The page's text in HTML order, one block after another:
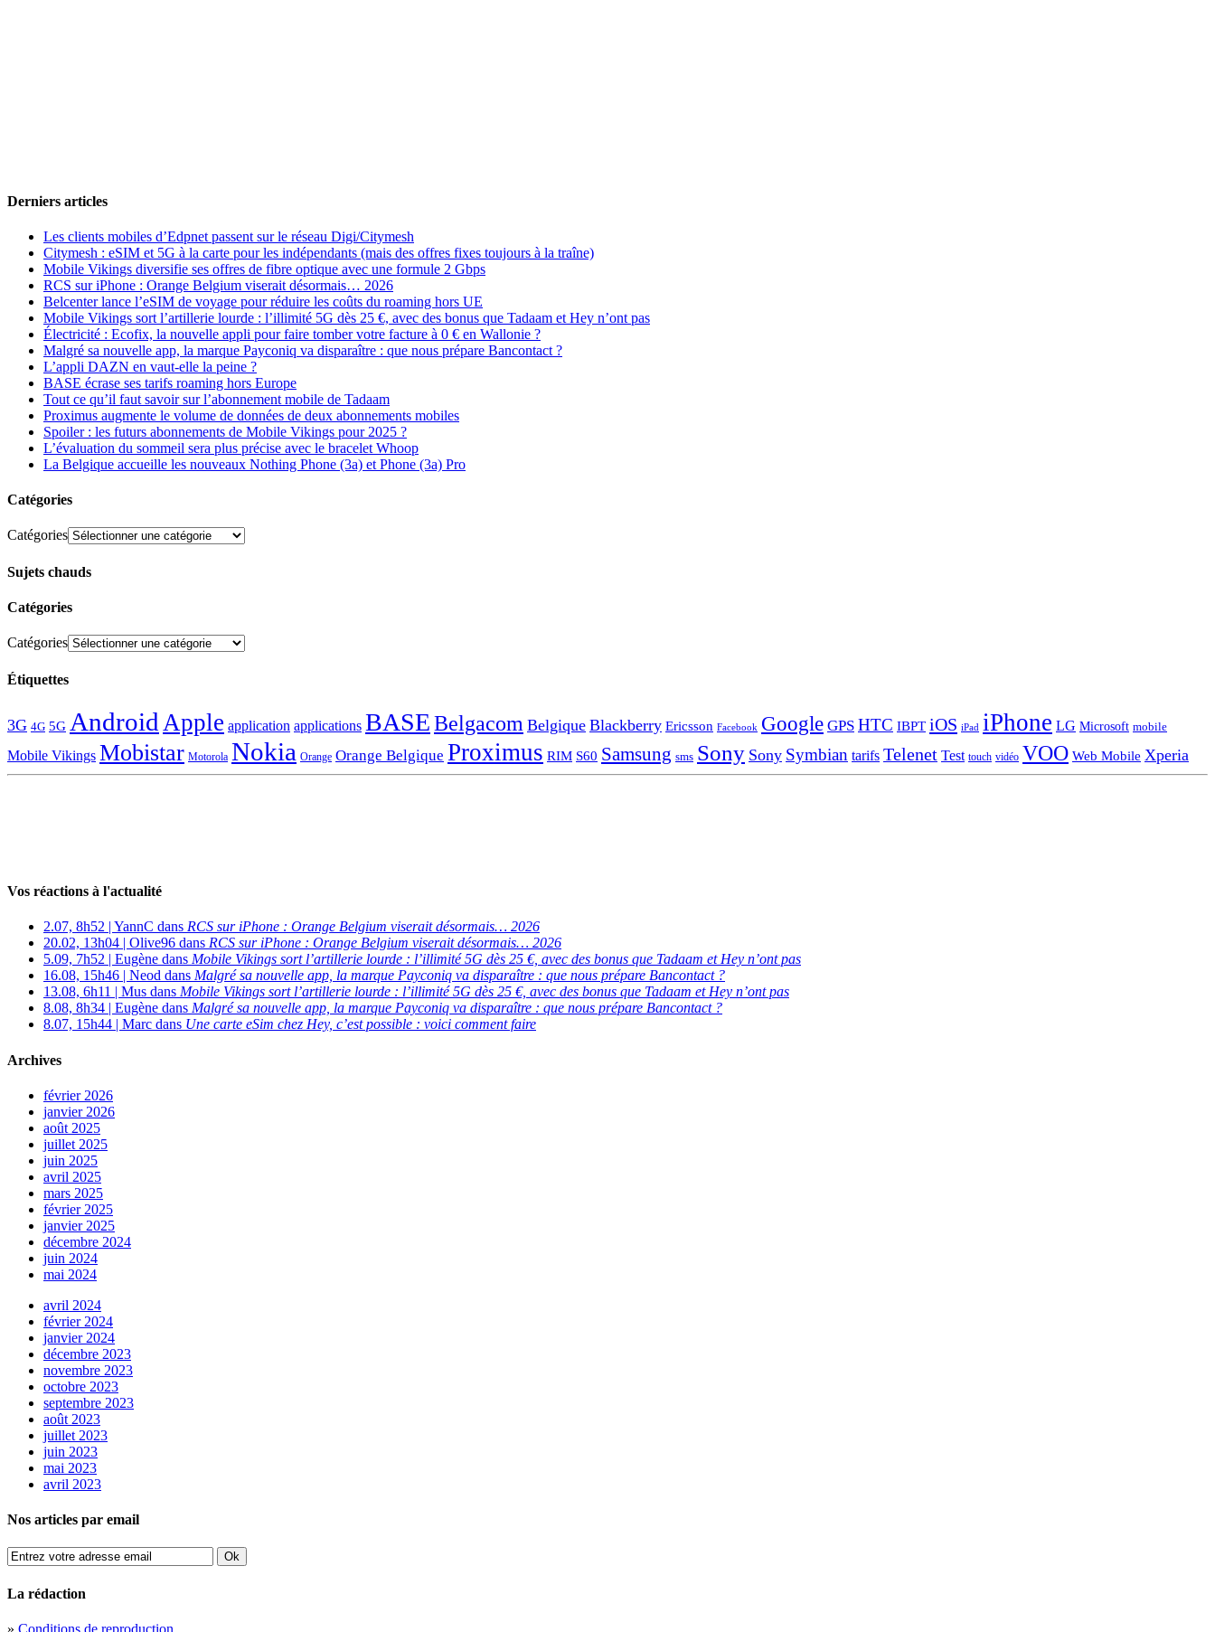
Derniers articles
Les clients mobiles d’Edpnet passent sur le réseau Digi/Citymesh
Citymesh : eSIM et 5G à la carte pour les indépendants (mais des offres fixes toujours à la traîne)
Mobile Vikings diversifie ses offres de fibre optique avec une formule 2 Gbps
RCS sur iPhone : Orange Belgium viserait désormais… 2026
Belcenter lance l’eSIM de voyage pour réduire les coûts du roaming hors UE
Mobile Vikings sort l’artillerie lourde : l’illimité 5G dès 25 €, avec des bonus que Tadaam et Hey n’ont pas
Électricité : Ecofix, la nouvelle appli pour faire tomber votre facture à 0 € en Wallonie ?
Malgré sa nouvelle app, la marque Payconiq va disparaître : que nous prépare Bancontact ?
L’appli DAZN en vaut-elle la peine ?
BASE écrase ses tarifs roaming hors Europe
Tout ce qu’il faut savoir sur l’abonnement mobile de Tadaam
Proximus augmente le volume de données de deux abonnements mobiles
Spoiler : les futurs abonnements de Mobile Vikings pour 2025 ?
L’évaluation du sommeil sera plus précise avec le bracelet Whoop
La Belgique accueille les nouveaux Nothing Phone (3a) et Phone (3a) Pro
Catégories
Catégories
Sujets chauds
Catégories
Catégories
Étiquettes
3G 4G 5G Android Apple application applications BASEBelgacom Belgique Blackberry Ericsson Facebook Google GPS HTC IBPT iOS iPad iPhone LG Microsoft mobile
Mobile Vikings Mobistar Motorola Nokia Orange Orange Belgique Proximus RIM S60 Samsung sms Sony Sony Symbian tarifs Telenet Test touch vidéo VOO Web Mobile Xperia
Vos réactions à l'actualité
2.07, 8h52 | YannC dans RCS sur iPhone : Orange Belgium viserait désormais… 2026
20.02, 13h04 | Olive96 dans RCS sur iPhone : Orange Belgium viserait désormais… 2026
5.09, 7h52 | Eugène dans Mobile Vikings sort l’artillerie lourde : l’illimité 5G dès 25 €, avec des bonus que Tadaam et Hey n’ont pas
16.08, 15h46 | Neod dans Malgré sa nouvelle app, la marque Payconiq va disparaître : que nous prépare Bancontact ?
13.08, 6h11 | Mus dans Mobile Vikings sort l’artillerie lourde : l’illimité 5G dès 25 €, avec des bonus que Tadaam et Hey n’ont pas
8.08, 8h34 | Eugène dans Malgré sa nouvelle app, la marque Payconiq va disparaître : que nous prépare Bancontact ?
8.07, 15h44 | Marc dans Une carte eSim chez Hey, c’est possible : voici comment faire
Archives
février 2026
janvier 2026
août 2025
juillet 2025
juin 2025
avril 2025
mars 2025
février 2025
janvier 2025
décembre 2024
juin 2024
mai 2024
avril 2024
février 2024
janvier 2024
décembre 2023
novembre 2023
octobre 2023
septembre 2023
août 2023
juillet 2023
juin 2023
mai 2023
avril 2023
Nos articles par email
La rédaction
» Conditions de reproduction